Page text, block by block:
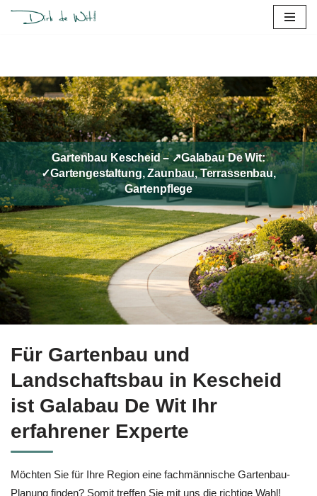
Gartenbau Kescheid – ↗️Galabau De Wit:
✓Gartengestaltung, Zaunbau, Terrassenbau,
Gartenpflege
Für Gartenbau und
Landschaftsbau in Kescheid
ist Galabau De Wit Ihr
erfahrener Experte
Möchten Sie für Ihre Region eine fachmännische Gartenbau-
Planung finden? Somit treffen Sie mit uns die richtige Wahl!